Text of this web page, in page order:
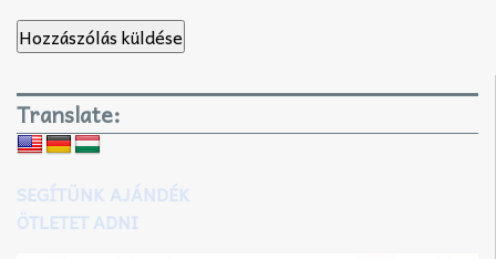
Translate:
SEGÍTÜNK AJÁNDÉK
ÖTLETET ADNI